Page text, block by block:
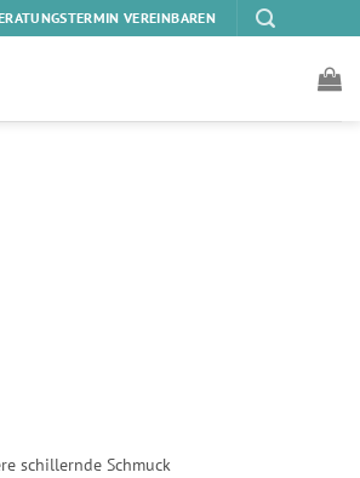
VEREINBAREN
schillernde Schmuck